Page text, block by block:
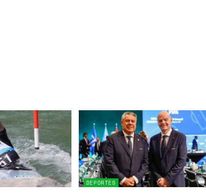
DEPORTES